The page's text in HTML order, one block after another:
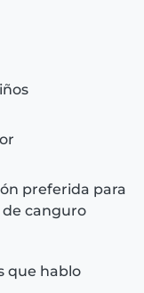
preferida para
canguro
que hablo